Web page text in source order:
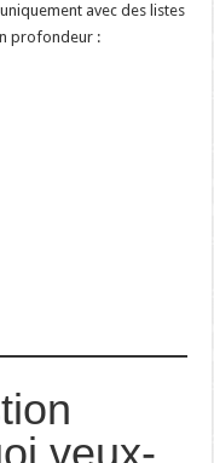
avec des listes
profondeur :
veux-